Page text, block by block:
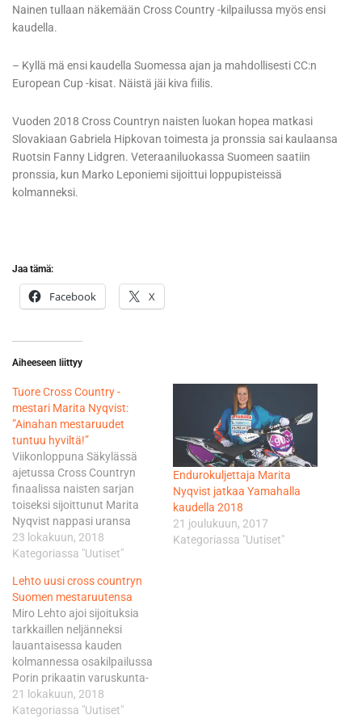
Nainen tullaan näkemään Cross Country -kilpailussa myös ensi
kaudella.
– Kyllä mä ensi kaudella Suomessa ajan ja mahdollisesti CC:n
European Cup -kisat. Näistä jäi kiva fiilis.
Vuoden 2018 Cross Countryn naisten luokan hopea matkasi
Slovakiaan Gabriela Hipkovan toimesta ja pronssia sai kaulaansa
Ruotsin Fanny Lidgren. Veteraaniluokassa Suomeen saatiin
pronssia, kun Marko Leponiemi sijoittui loppupisteissä
kolmanneksi.
Jaa tämä:
Facebook X
Aiheeseen liittyy
Tuore Cross Country -
mestari Marita Nyqvist:
”Ainahan mestaruudet
tuntuu hyviltä!”
Viikonloppuna Säkylässä
ajetussa Cross Countryn
finaalissa naisten sarjan
toiseksi sijoittunut Marita
Nyqvist nappasi uransa
toisen peräkkäisen Cross
Countryn Suomi Cupin
voiton vei edellisen Jämsän
osakilpailun tapaan Hanna
Mertsalmi, joka joutui
tyytymään pronssiin
ensimmäisen kilpailun
keskeytyksen takia. Naisten
Suomen Cup -hopeaa
saavutti Vilma Kivenne. –
Ainahan mestaruudet
23 lokakuun, 2018
Kategoriassa "Uutiset"
Endurokuljettaja Marita
Nyqvist jatkaa Yamahalla
kaudella 2018
21 joulukuun, 2017
Kategoriassa "Uutiset"
Lehto uusi cross countryn
Suomen mestaruutensa
Miro Lehto ajoi sijoituksia
tarkkaillen neljänneksi
lauantaisessa kauden
kolmannessa osakilpailussa
Porin prikaatin varuskunta-
alueella Säkylän
Huovinrinteellä. Se riitti
21 lokakuun, 2018
Kategoriassa "Uutiset"